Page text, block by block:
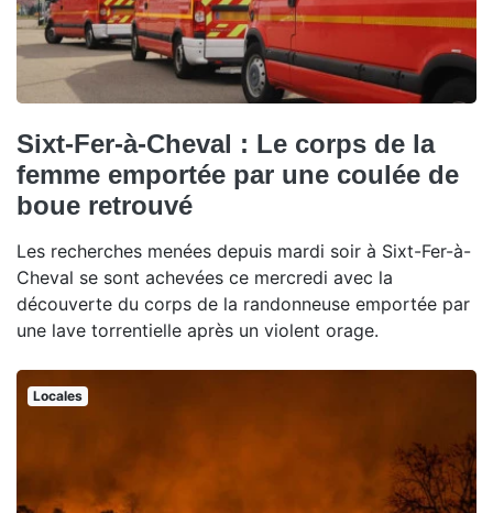
Sixt-Fer-à-Cheval : Le corps de la
femme emportée par une coulée de
boue retrouvé
Les recherches menées depuis mardi soir à Sixt-Fer-à-
Cheval se sont achevées ce mercredi avec la
découverte du corps de la randonneuse emportée par
une lave torrentielle après un violent orage.
Locales